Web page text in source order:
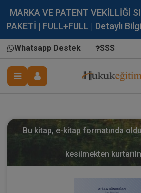
MARKA VE PATENT VEKİLLİĞİ
PAKETİ | FULL+FULL | Detaylı
Whatsapp Destek SSS
Bu kitap, e-kitap formatında
kesilmekten